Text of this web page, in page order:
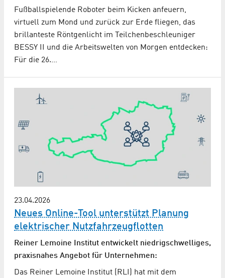
Fußballspielende Roboter beim Kicken anfeuern,
virtuell zum Mond und zurück zur Erde fliegen, das
brillanteste Röntgenlicht im Teilchenbeschleuniger
BESSY II und die Arbeitswelten von Morgen entdecken:
Für die 26.…
23.04.2026
Neues Online-Tool unterstützt Planung
elektrischer Nutzfahr­zeug­flotten
Reiner Lemoine Institut entwickelt niedrigschwelliges,
praxisnahes Angebot für Unternehmen:
Das Reiner Lemoine Institut (RLI) hat mit dem